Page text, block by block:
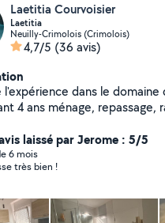
Laetitia Courvoisier
Laetitia
Neuilly-Crimolois (Crimolois)
4,7/5 (36 avis)
l'expérience dans le domaine
4 ans ménage, repassage,
dynamique et
du repassage à mon
pas
restante. À très bientôt.
laissé par Jerome : 5/5
6 mois
très bien !